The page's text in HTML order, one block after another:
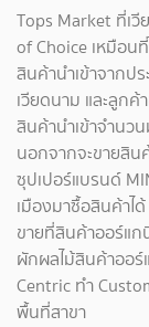
Tops Market ที่เ
of Choice เหมือน
สินค้านำเข้าจากป
เวียดนาม และลูก
สินค้านำเข้าจำนว
นอกจากจะขายสิน
ซุปเปอร์แบรนด์
เมืองมาซื้อสินค้าไ
ขายที่สินค้าออร์แก
ผักผลไม้สินค้าออร์
Centric ทำ
พื้นที่สาขา